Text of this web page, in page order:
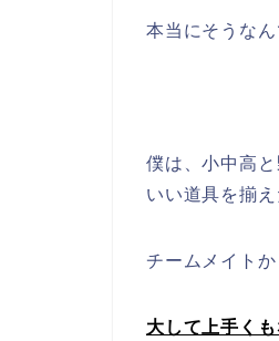
本当にそうな
僕は、小中高と
いい道具を揃え
チームメイトか
大して上手く